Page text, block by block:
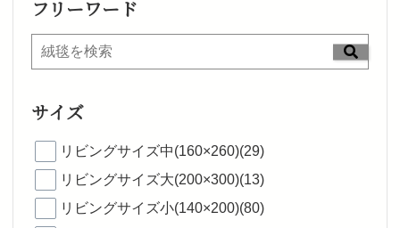
フリーワード
サイズ
リビングサイズ中(160×260)(29)
リビングサイズ大(200×300)(13)
リビングサイズ小(140×200)(80)